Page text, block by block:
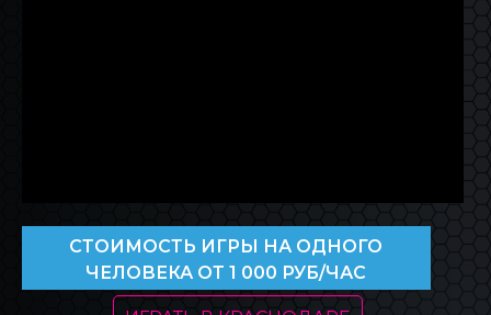
CТОИМОСТЬ ИГРЫ НА ОДНОГО
ЧЕЛОВЕКА ОТ 1 000 РУБ/ЧАС